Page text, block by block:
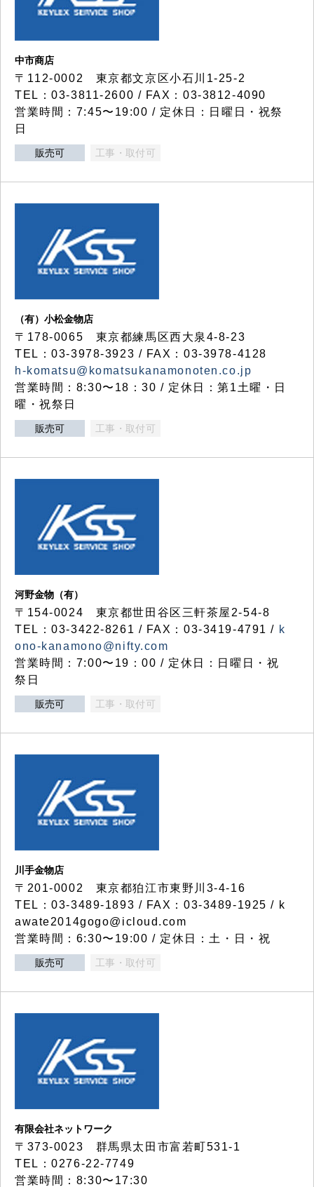
中市商店
〒112-0002 東京都文京区小石川1-25-2
TEL：03-3811-2600 / FAX：03-3812-4090
営業時間：7:45〜19:00 / 定休日：日曜日・祝祭
日
販売可 工事・取付可
（有）小松金物店
〒178-0065 東京都練馬区西大泉4-8-23
TEL：03-3978-3923 / FAX：03-3978-4128
h-komatsu@komatsukanamonoten.co.jp
営業時間：8:30〜18：30 / 定休日：第1土曜・日
曜・祝祭日
販売可 工事・取付可
河野金物（有）
〒154-0024 東京都世田谷区三軒茶屋2-54-8
TEL：03-3422-8261 / FAX：03-3419-4791 / k
ono-kanamono@nifty.com
営業時間：7:00〜19：00 / 定休日：日曜日・祝
祭日
販売可 工事・取付可
川手金物店
〒201-0002 東京都狛江市東野川3-4-16
TEL：03-3489-1893 / FAX：03-3489-1925 / k
awate2014gogo@icloud.com
営業時間：6:30〜19:00 / 定休日：土・日・祝
販売可 工事・取付可
有限会社ネットワーク
〒373-0023 群馬県太田市富若町531-1
TEL：0276-22-7749
営業時間：8:30〜17:30